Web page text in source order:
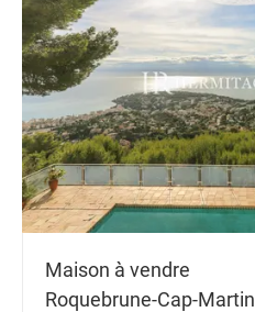
Maison à vendre
Roquebrune-Cap-Martin